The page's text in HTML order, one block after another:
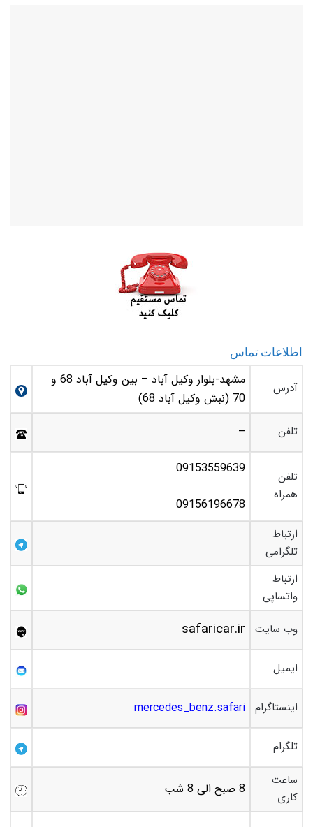
اطلاعات تماس
آدرس
مشهد-بلوار وکیل آباد – بین وکیل آباد 68 و
70 (نبش وکیل آباد 68)
تلفن –
تلفن
همراه
09153559639
09156196678
ارتباط
تلگرامی
ارتباط
واتساپی
وب سایت
safaricar.ir
ایمیل
اینستاگرام mercedes_benz.safari
تلگرام
ساعت
کاری
8 صبح الی 8 شب